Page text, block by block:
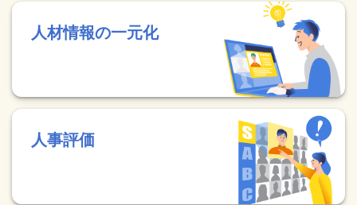
人材情報の一元化
人事評価